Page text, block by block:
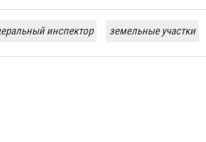
инспектор земельные участки